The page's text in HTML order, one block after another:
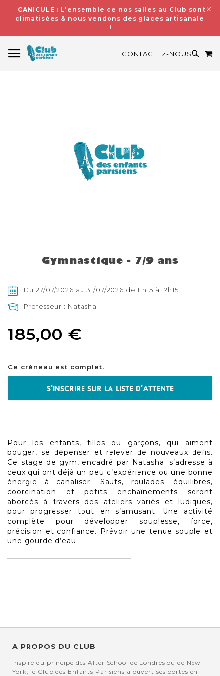
CANICULE : L'ensemble de nos salles au Club sont
climatisées & nous vendons des glaces artisanales
!
CONTACTEZ-NOUS
beginning
images
gallery
Gymnastique - 7/9 ans
Du 27/07/2026 au 31/07/2026 de 11h15 à 12h15
Professeur : Natasha
185,00 €
Ce créneau est complet.
S'INSCRIRE SUR LA LISTE D'ATTENTE
Pour les enfants, filles ou garçons, qui aiment
bouger, se dépenser et relever de nouveaux défis.
Ce stage de gym, encadré par Natasha, s’adresse à
ceux qui ont déjà un peu d’expérience ou une bonne
énergie à canaliser. Sauts, roulades, équilibres,
coordination et petits enchaînements seront
abordés à travers des ateliers variés et ludiques,
pour progresser tout en s’amusant. Une activité
complète pour développer souplesse, force,
précision et confiance. Prévoir une tenue souple et
une gourde d’eau.
A PROPOS DU CLUB
Inspiré du principe des After School de Londres ou de New
York, le Club des Enfants Parisiens a ouvert ses portes en